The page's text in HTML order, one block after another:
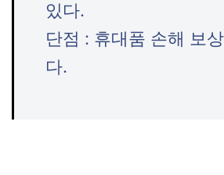
있다.
단점 : 휴대품 손해 보
다.